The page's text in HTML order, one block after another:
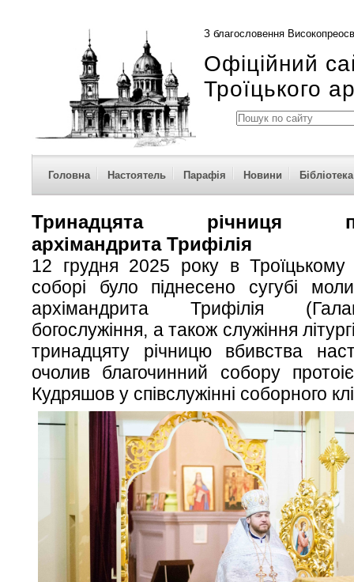
З благословення
Офіційний
Троїцького
Головна Настоятель Парафія Новини Бібліотека
Тринадцята річниця
архімандрита Трифілія
12 грудня 2025 року в Троїцькому
соборі було піднесено сугубі
архімандрита Трифілія
богослужіння, а також служіння
тринадцяту річницю вбивства
очолив благочинний собору
Кудряшов у співслужінні соборного